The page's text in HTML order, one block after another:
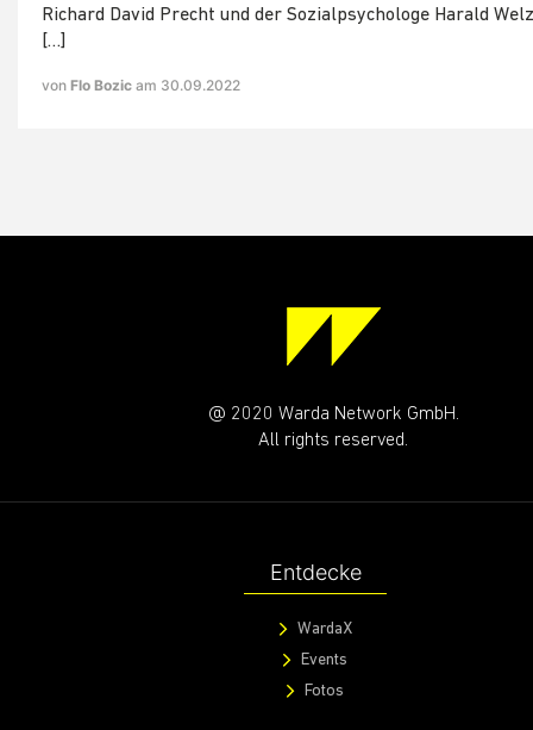
Richard David Precht und der Sozialpsychologe Harald
[…]
von Flo Bozic am 30.09.2022
@ 2020 Warda Network GmbH.
All rights reserved.
Entdecke
WardaX
Events
Fotos